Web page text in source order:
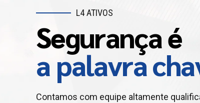
Antecipe seu
crédito
Procrastinar é
um erro
L4 ATIVOS
Segurança é
a palavra
Contamos com equipe altamente